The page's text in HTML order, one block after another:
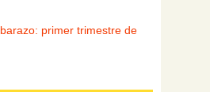
primer trimestre de